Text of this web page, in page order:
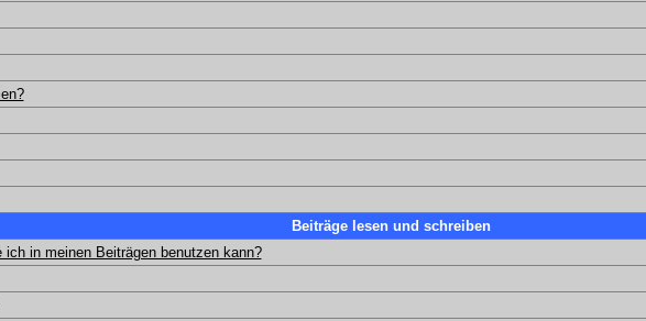
Beiträge lesen und schreiben
in meinen Beiträgen benutzen kann?